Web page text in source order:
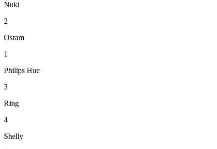
Nuki
2
Osram
1
Philips Hue
3
Ring
4
Shelly